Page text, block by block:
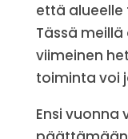
että
Tässä
viimeinen
toiminta voi
Ensi vuonna